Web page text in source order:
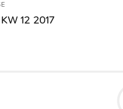
12 2017